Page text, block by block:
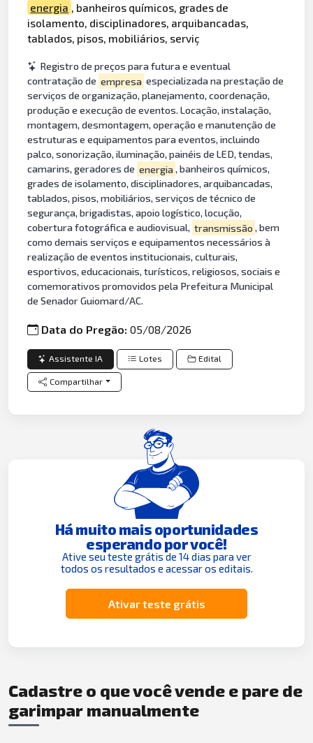
energia , banheiros químicos, grades de
isolamento, disciplinadores, arquibancadas,
tablados, pisos, mobiliários, serviç
Registro de preços para futura e eventual
contratação de empresa especializada na prestação de
serviços de organização, planejamento, coordenação,
produção e execução de eventos. Locação, instalação,
montagem, desmontagem, operação e manutenção de
estruturas e equipamentos para eventos, incluindo
palco, sonorização, iluminação, painéis de LED, tendas,
camarins, geradores de energia, banheiros químicos,
grades de isolamento, disciplinadores, arquibancadas,
tablados, pisos, mobiliários, serviços de técnico de
segurança, brigadistas, apoio logístico, locução,
cobertura fotográfica e audiovisual, transmissão , bem
como demais serviços e equipamentos necessários à
realização de eventos institucionais, culturais,
esportivos, educacionais, turísticos, religiosos, sociais e
comemorativos promovidos pela Prefeitura Municipal
de Senador Guiomard/AC.
Data do Pregão:05/08/2026
Assistente IA Lotes Edital
Compartilhar
Há muito mais oportunidades
esperando por você!
Ative seu teste grátis de 14 dias para ver
todos os resultados e acessar os editais.
Ativar teste grátis
Cadastre o que você vende e pare de
garimpar manualmente